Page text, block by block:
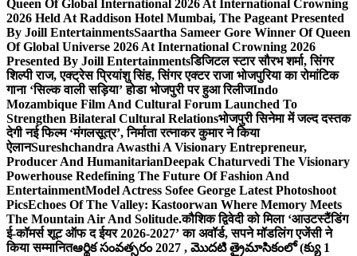
Queen Of Global International 2026 At International Crowning
2026 Held At Raddison Hotel Mumbai, The Pageant Presented
By Joill EntertainmentsSaartha Sameer Gore Winner Of Queen
Of Global Universe 2026 At International Crowning 2026
Presented By Joill Entertainmentsडिजिटल स्टार सौरभ शर्मा, सिंगर
शिल्पी राज, एक्ट्रेस प्रियांशु सिंह, सिंगर एक्टर राजा भोजपुरिया का रोमांटिक
गाना ‘सिल्क वाली सड़िया’ होडा भोजपुरी पर हुआ रिलीजIndo
Mozambique Film And Cultural Forum Launched To
Strengthen Bilateral Cultural Relationsभोजपुरी सिनेमा में जल्द दस्तक
देगी नई फिल्म ‘मंगलसूत्र’, निर्माता रत्नाकर कुमार ने किया
ऐलानSureshchandra Awasthi A Visionary Entrepreneur,
Producer And HumanitarianDeepak Chaturvedi The Visionary
Powerhouse Redefining The Future Of Fashion And
EntertainmentModel Actress Sofee George Latest Photoshoot
PicsEchoes Of The Valley: Kastoorwan Where Memory Meets
The Mountain Air And Solitude.कौशिक द्विवेदी को मिला ‘आउटस्टैंडिंग
ई-कॉमर्स शूट ऑफ द ईयर 2026-2027’ का अवॉर्ड, सपने मॉडलिंग एजेंसी ने
किया सम्मानितఆర్థిక సంవత్సరం 2027 , మొదటి త్రైమాసికంలో (క్యు 1